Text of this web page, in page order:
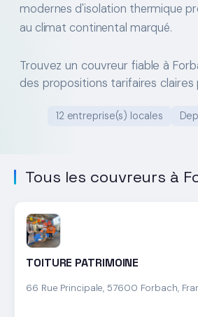
modernes d'isolation thermique
au climat continental marqué.
Trouvez un couvreur fiable à
des propositions tarifaires claires
12 entreprise(s) locales
Tous les couvreurs à
TOITURE PATRIMOINE
66 Rue Principale, 57600 Forbach,